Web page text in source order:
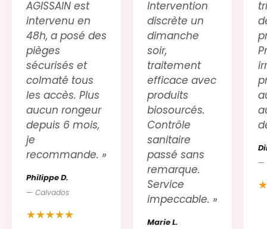
AGISSAIN est
intervenu en
48h, a posé des
pièges
sécurisés et
colmaté tous
les accès. Plus
aucun rongeur
depuis 6 mois,
je
recommande. »
Philippe D.
— Calvados
★★★★★
Intervention
discrète un
dimanche
soir,
traitement
efficace avec
produits
biosourcés.
Contrôle
sanitaire
passé sans
remarque.
Service
impeccable. »
Marie L.
—